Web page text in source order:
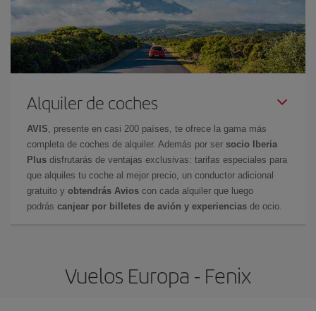
Alquiler de coches
AVIS , presente en casi 200 países, te ofrece la gama más
completa de coches de alquiler. Además por ser socio Iberia
Plus disfrutarás de ventajas exclusivas: tarifas especiales para
que alquiles tu coche al mejor precio, un conductor adicional
gratuito y obtendrás Avios con cada alquiler que luego
podrás canjear por billetes de avión y experiencias de ocio.
Vuelos Europa - Fenix